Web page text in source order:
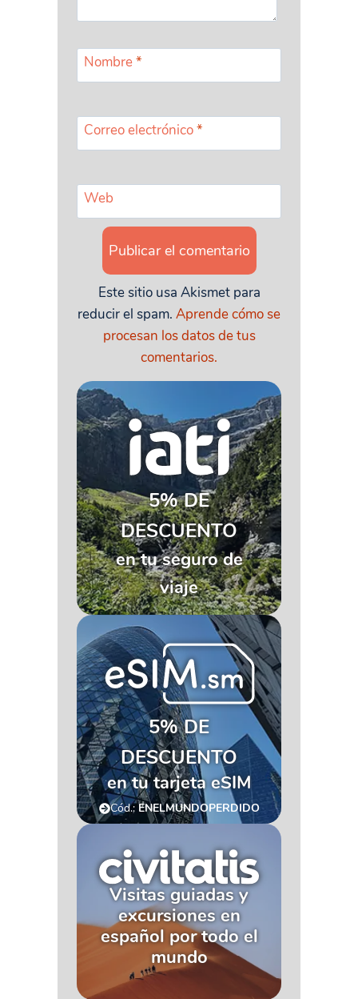
Nombre*
Correo electrónico*
Web
Este sitio usa Akismet para
reducir el spam. Aprende cómo se
procesan los datos de tus
comentarios.
5% DE
DESCUENTO
en tu seguro de
viaje
5% DE
DESCUENTO
en tu tarjeta eSIM
Cód.:ENELMUNDOPERDIDO
Visitas guiadas y
excursiones en
español por todo el
mundo